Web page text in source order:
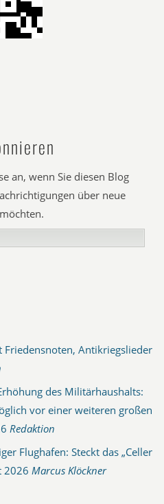
an, wenn Sie diesen Blog
über neue
Friedensnoten, Antikriegslieder
des Militärhaushalts:
vor einer weiteren großen
Redaktion
Flughafen: Steckt das „Celler
2026 Marcus Klöckner